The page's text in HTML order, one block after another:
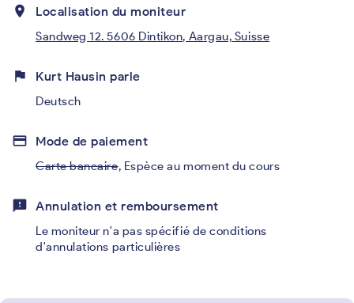
place Localisation du moniteur
Sandweg 12. 5606 Dintikon, Aargau, Suisse
flag Kurt Hausin parle
Deutsch
credit_card Mode de paiement
Carte bancaire, Espèce au moment du cours
feedback Annulation et remboursement
Le moniteur n'a pas spécifié de conditions
d'annulations particulières